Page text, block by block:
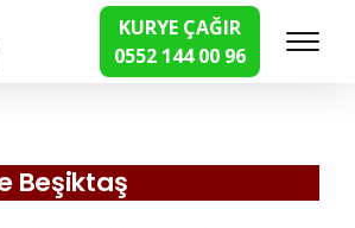
KURYE ÇAĞIR
0552 144 00 96
Hızlı Kurye Hizmetleri
Beşiktaş